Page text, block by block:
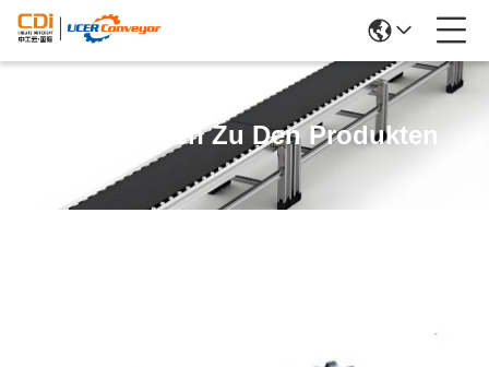
Einzelheiten Zu Den Produkten